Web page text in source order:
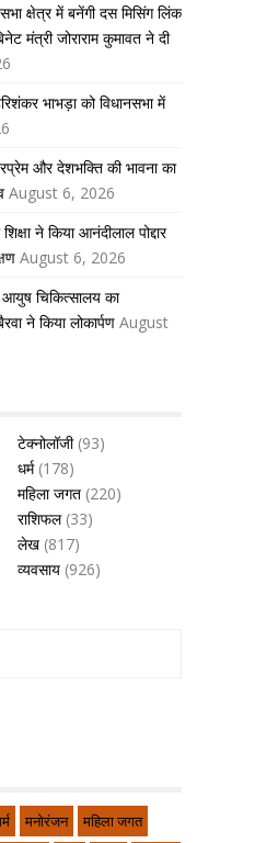
क्षेत्र में बनेंगी दस मिसिंग लिंक
मंत्री जोराराम कुमावत ने दी
भाभड़ा को विधानसभा में
और देशभक्ति की भावना का
August 6, 2026
ने किया आनंदीलाल पोद्दार
August 6, 2026
आयुष चिकित्सालय का
ने किया लोकार्पण August
टेक्नोलॉजी(93)
धर्म(178)
महिला जगत (220)
राशिफल(33)
लेख (817)
व्यवसाय (926)
मनोरंजन
महिला जगत